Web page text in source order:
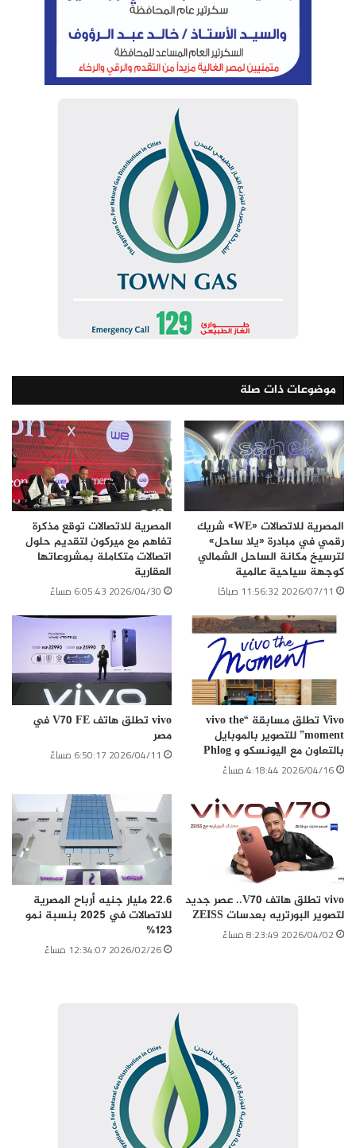
موضوعات ذات صلة
المصرية للاتصالات «WE» شريك
رقمي في مبادرة «يلا ساحل»
لترسيخ مكانة الساحل الشمالي
كوجهة سياحية عالمية
2026/07/11 11:56:32 صباحًا
المصرية للاتصالات توقع مذكرة
تفاهم مع ميركون لتقديم حلول
اتصالات متكاملة بمشروعاتها
العقارية
2026/04/30 6:05:43 مساءً
Vivo تطلق مسابقة “vivo the
moment” للتصوير بالموبايل
بالتعاون مع اليونسكو و Phlog
2026/04/16 4:18:44 مساءً
vivo تطلق هاتف V70 FE في
مصر
2026/04/11 6:50:17 مساءً
vivo تطلق هاتف V70.. عصر جديد
لتصوير البورتريه بعدسات ZEISS
2026/04/02 8:23:49 مساءً
22.6 مليار جنيه أرباح المصرية
للاتصالات في 2025 بنسبة نمو
123%
2026/02/26 12:34:07 مساءً